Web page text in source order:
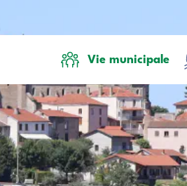
Vie municipale